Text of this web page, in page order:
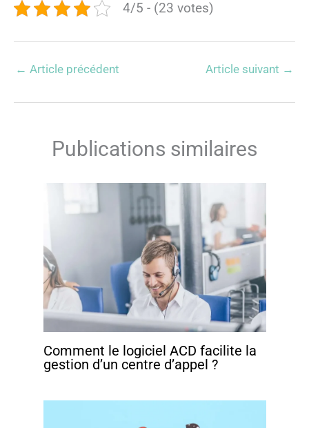
4/5 - (23 votes)
← Article précédent Article suivant →
Publications similaires
Comment le logiciel ACD facilite la
gestion d’un centre d’appel ?